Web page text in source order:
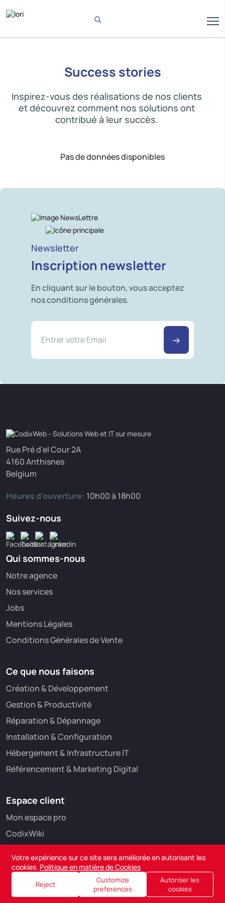
Success stories
Inspirez-vous des réalisations de nos clients
et découvrez comment nos solutions ont
contribué à leur succès.
Pas de données disponibles
Newsletter
Inscription newsletter
En cliquant sur le bouton, vous acceptez
nos conditions générales.
Rue Pré d'el Cour 2A
4160 Anthisnes
Belgium
Heures d'ouverture: 10h00 à 18h00
Suivez-nous
Qui sommes-nous
Notre agence
Nos services
Jobs
Mentions Légales
Conditions Générales de Vente
Ce que nous faisons
Création & Développement
Gestion & Productivité
Réparation & Dépannage
Installation & Configuration
Hébergement & Infrastructure IT
Référencement & Marketing Digital
Espace client
Mon espace pro
CodixWiki
Mentions Légales Conditions Générales de Vente
Votre expérience sur ce site sera améliorée en autorisant les
cookies. Politique en matière de Cookies
Reject
Customize
preferences
Autoriser les
cookies